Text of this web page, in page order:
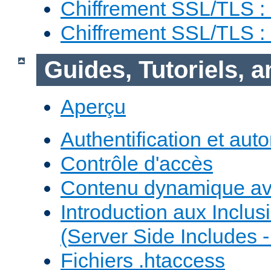
Chiffrement SSL/TLS
Chiffrement SSL/TLS :
Guides, Tutoriels,
Aperçu
Authentification et
Contrôle d'accès
Contenu dynamique
Introduction aux
(Server Side Includes
Fichiers .htaccess